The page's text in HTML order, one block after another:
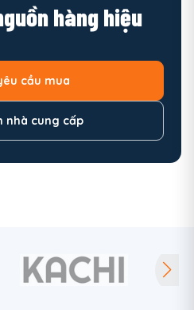
hàng hiệu
cầu mua
nhà cung cấp